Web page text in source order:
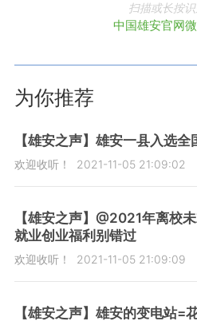
扫描或长按
中国雄安官网
为你推荐
【雄安之声】雄安一县入选全
欢迎收听！ 2021-11-05 21:09:02
【雄安之声】@2021年离校
就业创业福利别错过
欢迎收听！ 2021-11-05 21:09:09
【雄安之声】雄安的变电站=